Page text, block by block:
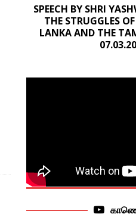
SPEECH BY SHRI
THE STRUGGLES
LANKA AND THE